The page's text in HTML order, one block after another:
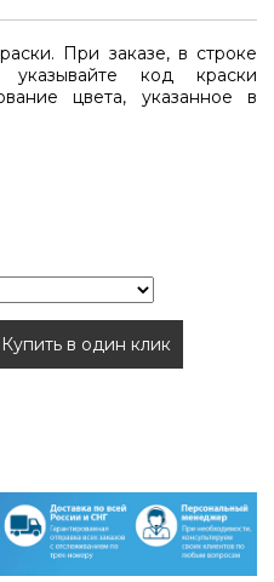
При заказе, в строке
указывайте код краски
цвета, указанное в
Купить в один клик